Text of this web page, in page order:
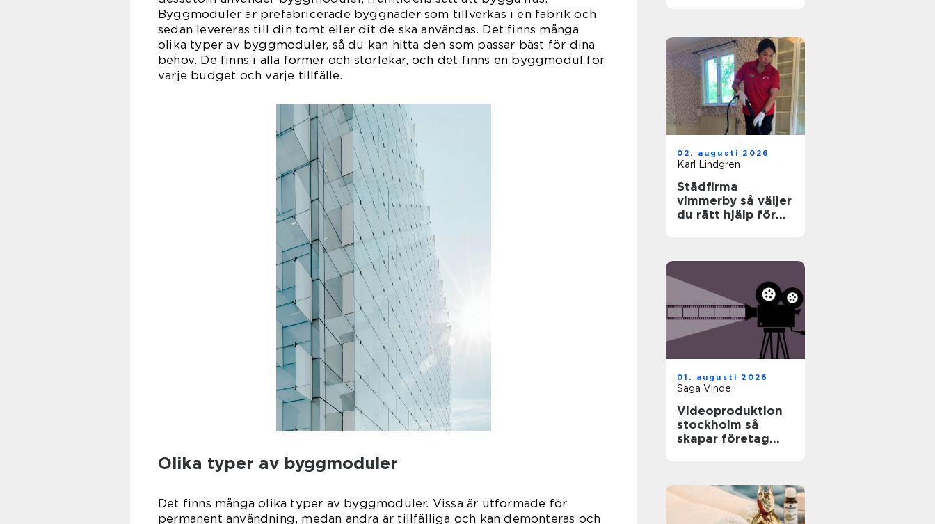
Byggmoduler är prefabricerade byggnader som tillverkas i en fabrik och
sedan levereras till din tomt eller dit de ska användas. Det finns många
olika typer av byggmoduler, så du kan hitta den som passar bäst för dina
behov. De finns i alla former och storlekar, och det finns en byggmodul för
varje budget och varje tillfälle.
Olika typer av byggmoduler
Det finns många olika typer av byggmoduler. Vissa är utformade för
permanent användning, medan andra är tillfälliga och kan demonteras och
02. augusti 2026
Karl Lindgren
Städfirma
vimmerby så väljer
du rätt hjälp för
01. augusti 2026
Saga Vinde
Videoproduktion
stockholm så
skapar företag